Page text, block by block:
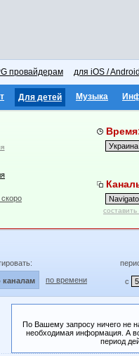
провайдерам для iOS /
Для детей Музыка
каналам по времени с
По Вашему запросу ничего не
необходимая информация. А
период